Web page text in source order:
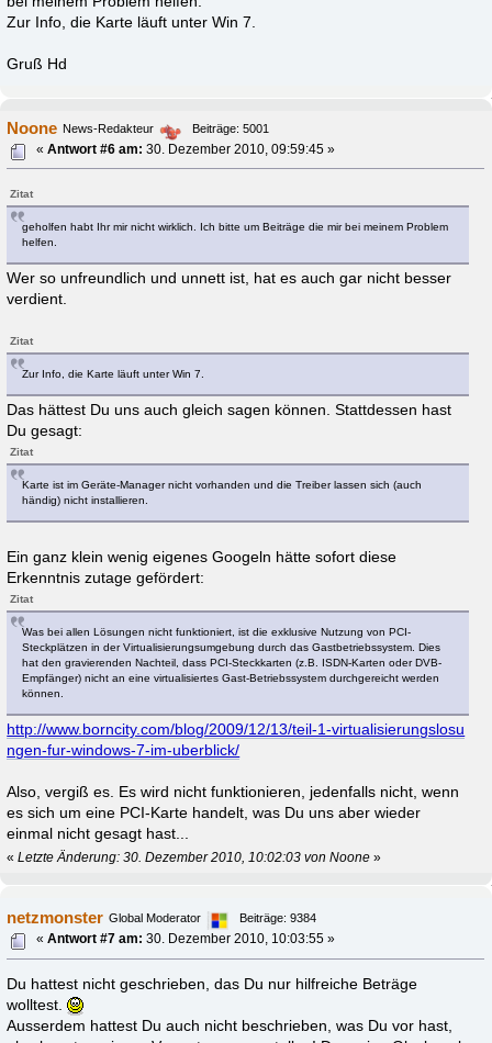
Zur Info, die Karte läuft unter Win 7.
Gruß Hd
Noone News-Redakteur
Beiträge: 5001
«Antwort #6 am: 30. Dezember 2010, 09:59:45 »
Zitat
geholfen habt Ihr mir nicht wirklich. Ich bitte um Beiträge die mir bei meinem Problem
helfen.
Wer so unfreundlich und unnett ist, hat es auch gar nicht besser
verdient.
Zitat
Zur Info, die Karte läuft unter Win 7.
Das hättest Du uns auch gleich sagen können. Stattdessen hast
Du gesagt:
Zitat
Karte ist im Geräte-Manager nicht vorhanden und die Treiber lassen sich (auch
händig) nicht installieren.
Ein ganz klein wenig eigenes Googeln hätte sofort diese
Erkenntnis zutage gefördert:
Zitat
Was bei allen Lösungen nicht funktioniert, ist die exklusive Nutzung von PCI-
Steckplätzen in der Virtualisierungsumgebung durch das Gastbetriebssystem. Dies
hat den gravierenden Nachteil, dass PCI-Steckkarten (z.B. ISDN-Karten oder DVB-
Empfänger) nicht an eine virtualisiertes Gast-Betriebssystem durchgereicht werden
können.
http://www.borncity.com/blog/2009/12/13/teil-1-virtualisierungslosu
ngen-fur-windows-7-im-uberblick/
Also, vergiß es. Es wird nicht funktionieren, jedenfalls nicht, wenn
es sich um eine PCI-Karte handelt, was Du uns aber wieder
einmal nicht gesagt hast...
«Letzte Änderung: 30. Dezember 2010, 10:02:03 von Noone »
netzmonster Global Moderator
Beiträge: 9384
«Antwort #7 am: 30. Dezember 2010, 10:03:55 »
Du hattest nicht geschrieben, das Du nur hilfreiche Beträge
wolltest.
Ausserdem hattest Du auch nicht beschrieben, was Du vor hast,